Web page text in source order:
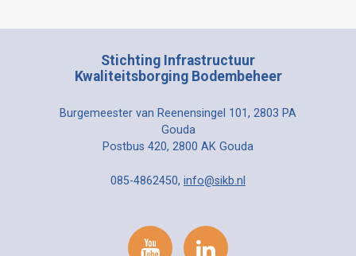
Stichting Infrastructuur
Kwaliteitsborging Bodembeheer
Burgemeester van Reenensingel 101, 2803 PA
Gouda
Postbus 420, 2800 AK Gouda
085-4862450, info@sikb.nl